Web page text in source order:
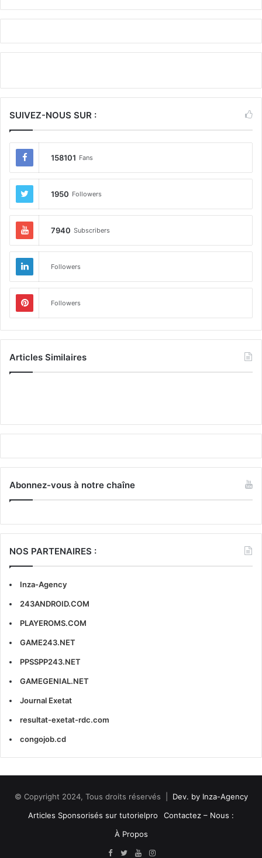
SUIVEZ-NOUS SUR :
158101 Fans
1950 Followers
7940 Subscribers
Followers
Followers
Articles Similaires
Abonnez-vous à notre chaîne
NOS PARTENAIRES :
Inza-Agency
243ANDROID.COM
PLAYEROMS.COM
GAME243.NET
PPSSPP243.NET
GAMEGENIAL.NET
Journal Exetat
resultat-exetat-rdc.com
congojob.cd
© Copyright 2024, Tous droits réservés | Dev. by Inza-Agency
Articles Sponsorisés sur tutorielpro
Contactez – Nous :
À Propos